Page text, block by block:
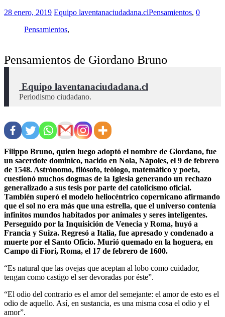
28 enero, 2019 Equipo laventanaciudadana.clPensamientos, 0
Pensamientos,
Pensamientos de Giordano Bruno
Equipo laventanaciudadana.cl
Periodismo ciudadano.
Filippo Bruno, quien luego adoptó el nombre de Giordano, fue
un sacerdote dominico, nacido en Nola, Nápoles, el 9 de febrero
de 1548. Astrónomo, filósofo, teólogo, matemático y poeta,
cuestionó muchos dogmas de la Iglesia generando un rechazo
generalizado a sus tesis por parte del catolicismo oficial.
También superó el modelo heliocéntrico copernicano afirmando
que el sol no era más que una estrella, que el universo contenía
infinitos mundos habitados por animales y seres inteligentes.
Perseguido por la Inquisición de Venecia y Roma, huyó a
Francia y Suiza. Regresó a Italia, fue apresado y condenado a
muerte por el Santo Oficio. Murió quemado en la hoguera, en
Campo di Fiori, Roma, el 17 de febrero de 1600.
“Es natural que las ovejas que aceptan al lobo como cuidador,
tengan como castigo el ser devoradas por éste”.
“El odio del contrario es el amor del semejante: el amor de esto es el
odio de aquello. Así, en sustancia, es una misma cosa el odio y el
amor”.